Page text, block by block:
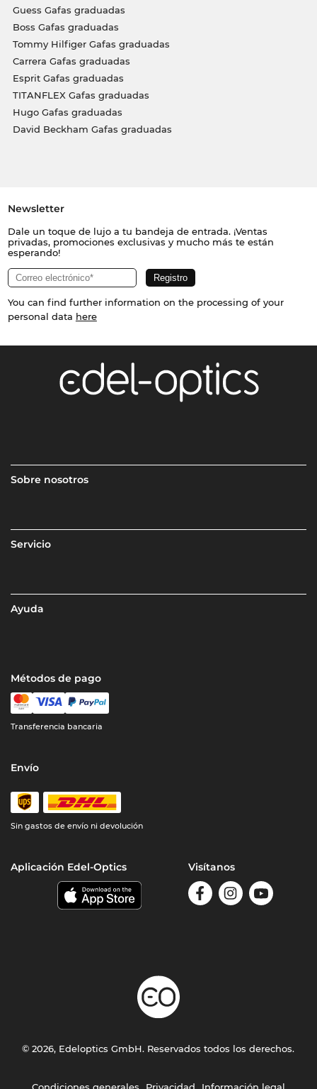
Guess Gafas graduadas
Boss Gafas graduadas
Tommy Hilfiger Gafas graduadas
Carrera Gafas graduadas
Esprit Gafas graduadas
TITANFLEX Gafas graduadas
Hugo Gafas graduadas
David Beckham Gafas graduadas
Newsletter
Dale un toque de lujo a tu bandeja de entrada. ¡Ventas
privadas, promociones exclusivas y mucho más te están
esperando!
You can find further information on the processing of your
personal data here
Sobre nosotros
Servicio
Ayuda
Métodos de pago
Transferencia bancaria
Envío
Sin gastos de envío ni devolución
Aplicación Edel-Optics Visítanos
© 2026, Edeloptics GmbH. Reservados todos los derechos.